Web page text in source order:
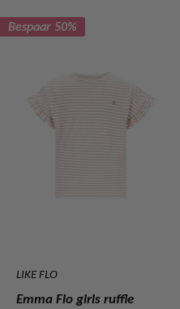
Bespaar 50%
LIKE FLO
Emma Flo girls ruffle